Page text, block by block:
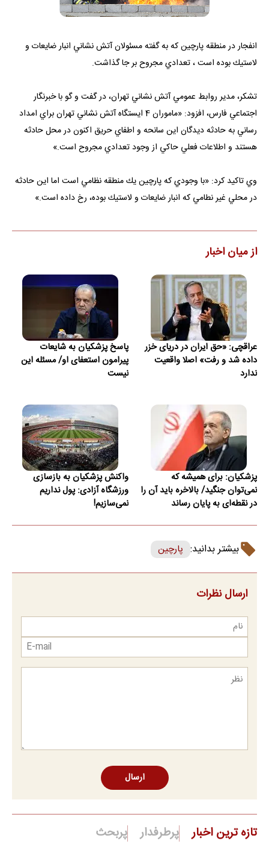
انفجار در منطقه پارچين كه به گفته مسئولان آتش نشاني انبار ضايعات و
لاستيك بوده است ، تعدادي مجروح بر جا گذاشت.
تشكر، مدير روابط عمومي آتش نشاني تهران، در گفت و گو با خبرنگار
اجتماعي فارس، افزود: «ماموران 4 ايستگاه آتش نشاني تهران براي امداد
رساني به حادثه ديدگان اين سانحه و اطفاي حريق اكنون در محل حادثه
هستند و اطلاعات فعلي حاكي از وجود تعدادي مجروح است.»
وي تاكيد كرد: «با وجودي كه پارچين يك منطقه نظامي است اما اين حادثه
در محلي غير نطامي كه انبار ضايعات و لاستيك بوده، رخ داده است.»
از میان اخبار
عراقچی: «حق ایران در دریای خزر
داده شد و رفت» اصلا واقعیت
ندارد
پاسخ پزشکیان به شایعات
پیرامون استعفای او/ مسئله‌ این
نیست
پزشکیان: برای همیشه که
نمی‌توان جنگید/ بالاخره باید آن را
در نقطه‌ای به پایان رساند
واکنش پزشکیان به بازسازی
ورزشگاه آزادی: پول نداریم
نمی‌سازیم!
بیشتر بدانید: پارچین
ارسال نظرات
ارسال
تازه ترین اخبار پرطرفدار پربحث